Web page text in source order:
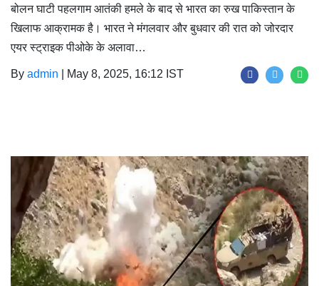
बोलन घाटी पहलगाम आतंकी हमले के बाद से भारत का रुख पाकिस्तान के
खिलाफ आक्रामक है। भारत ने मंगलवार और बुधवार की रात को जोरदार
एयर स्ट्राइक पीओके के अलावा…
By admin May 8, 2025, 16:12 IST